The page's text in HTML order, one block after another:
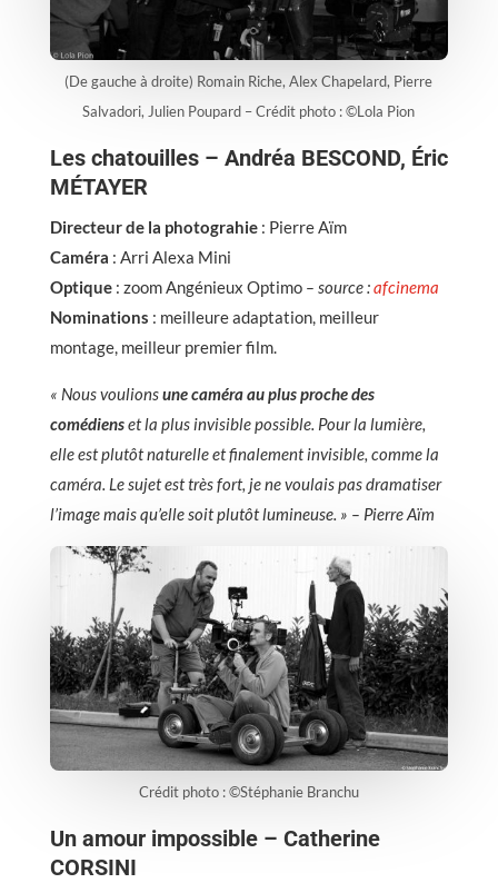
(De gauche à droite) Romain Riche, Alex Chapelard, Pierre
Salvadori, Julien Poupard – Crédit photo : ©Lola Pion
Les chatouilles – Andréa BESCOND, Éric
MÉTAYER
Directeur de la photograhie: Pierre Aïm
Caméra : Arri Alexa Mini
Optique: zoom Angénieux Optimo – source :afcinema
Nominations : meilleure adaptation, meilleur
montage, meilleur premier film.
« Nous voulionsune caméra au plus proche des
comédienset la plus invisible possible. Pour la lumière,
elle est plutôt naturelle et finalement invisible, comme la
caméra. Le sujet est très fort, je ne voulais pas dramatiser
l’image mais qu’elle soit plutôt lumineuse. » – Pierre Aïm
Crédit photo : ©Stéphanie Branchu
Un amour impossible – Catherine
CORSINI